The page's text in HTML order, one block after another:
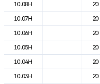
10.08H
20
10.07H
20
10.06H
20
10.05H
20
10.04H
20
10.03H
20